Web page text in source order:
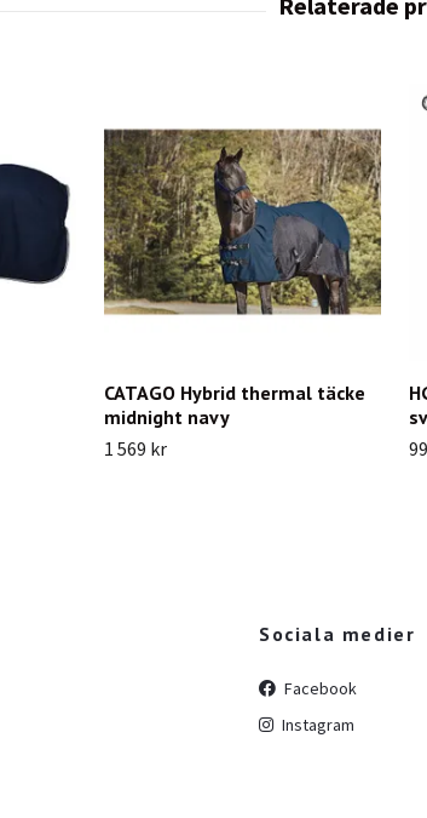
CATAGO Hybrid thermal täcke
midnight navy
1 569 kr
Sociala medier
Facebook
Instagram